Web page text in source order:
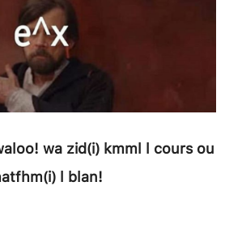
wa zid(i) kmml l cours ou
l blan!